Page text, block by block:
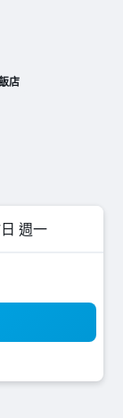
店
週一